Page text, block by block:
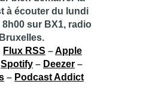
à écouter du lundi
sur BX1, radio
Flux RSS –Apple
Spotify– Deezer–
– Podcast Addict